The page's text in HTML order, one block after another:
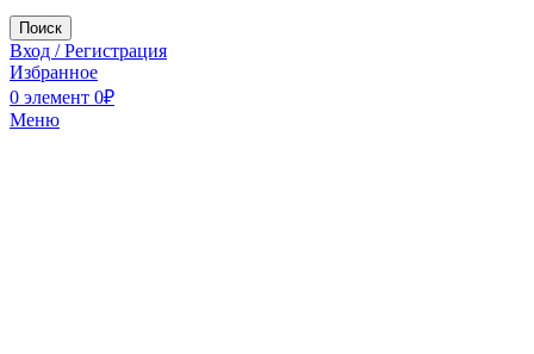
Поиск
Вход / Регистрация
Избранное
0 элемент 0₽
Меню